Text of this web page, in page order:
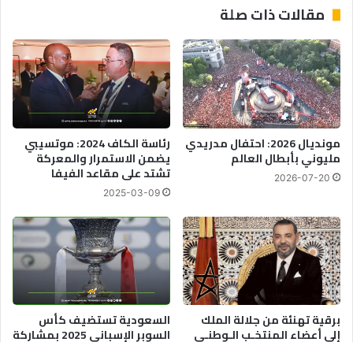
مقالات ذات صلة
مونديال 2026: احتفال مدريدي
مليوني بأبطال العالم
2026-07-20
رئاسة الكاف 2024: موتسيبي
يضمن الاستمرار والمعركة
تشتد على مقاعد الفيفا
2025-03-09
برقية تهنئة من جلالة الملك
إلى أعضاء المنتخـب الـوطنـي
السعودية تستضيف كأس
السوبر الإسباني 2025 بمشاركة